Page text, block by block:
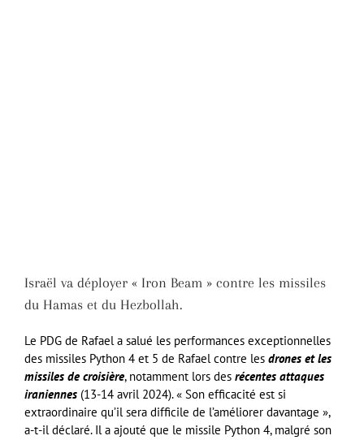
Israël va déployer « Iron Beam » contre les missiles
du Hamas et du Hezbollah.
Le PDG de Rafael a salué les performances exceptionnelles
des missiles Python 4 et 5 de Rafael contre les drones et les
missiles de croisière, notamment lors des récentes attaques
iraniennes (13-14 avril 2024). « Son efficacité est si
extraordinaire qu’il sera difficile de l’améliorer davantage »,
a-t-il déclaré. Il a ajouté que le missile Python 4, malgré son